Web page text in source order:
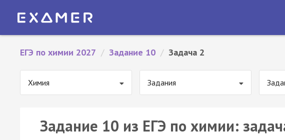
ЕГЭ по химии 2027 / Задание 10 / Задача 2
Химия Задания
Задание 10 из ЕГЭ по химии: